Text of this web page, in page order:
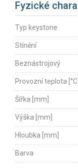
Fyzické
Typ keystone
Stínění
Beznástrojový
Provozní teplota [°C]
Šířka [mm]
Výška [mm]
Hloubka [mm]
Barva